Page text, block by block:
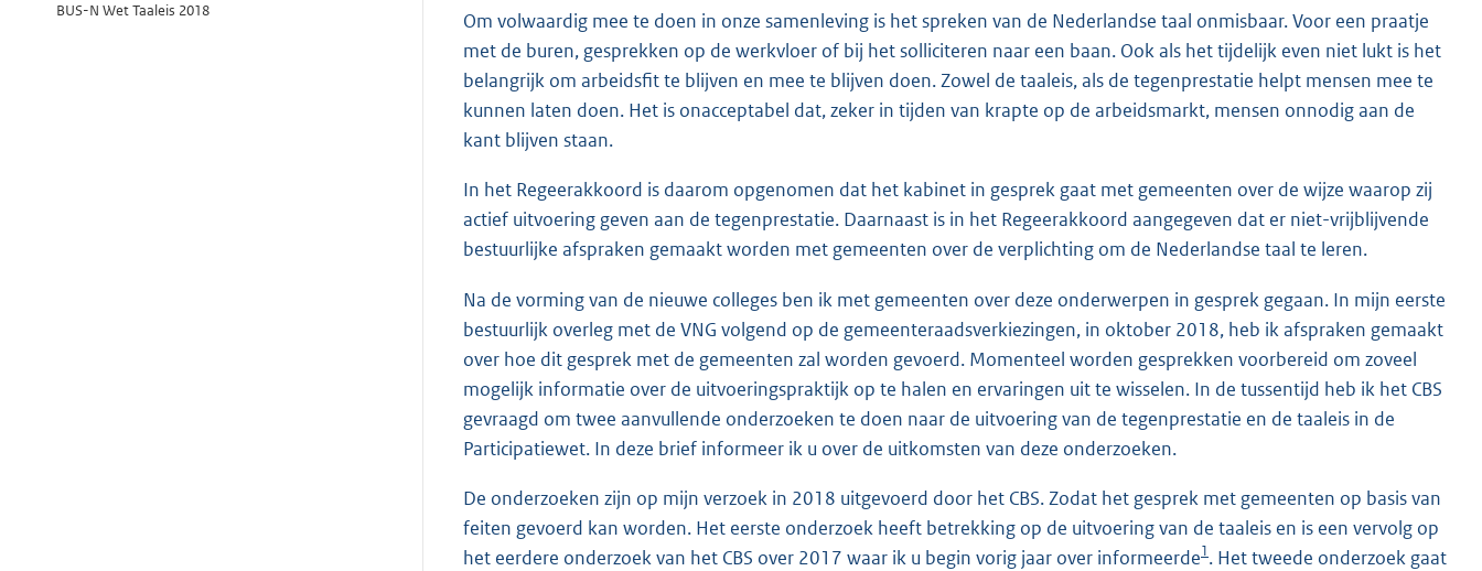
BUS-N Wet Taaleis 2018
:
4
7
K
Om volwaardig mee te doen in onze samenleving is het spreken van de Nederlandse taal onmisbaar. Voor een praatje
met de buren, gesprekken op de werkvloer of bij het solliciteren naar een baan. Ook als het tijdelijk even niet lukt is het
belangrijk om arbeidsfit te blijven en mee te blijven doen. Zowel de taaleis, als de tegenprestatie helpt mensen mee te
kunnen laten doen. Het is onacceptabel dat, zeker in tijden van krapte op de arbeidsmarkt, mensen onnodig aan de
kant blijven staan.
In het Regeerakkoord is daarom opgenomen dat het kabinet in gesprek gaat met gemeenten over de wijze waarop zij
actief uitvoering geven aan de tegenprestatie. Daarnaast is in het Regeerakkoord aangegeven dat er niet-vrijblijvende
bestuurlijke afspraken gemaakt worden met gemeenten over de verplichting om de Nederlandse taal te leren.
Na de vorming van de nieuwe colleges ben ik met gemeenten over deze onderwerpen in gesprek gegaan. In mijn eerste
bestuurlijk overleg met de VNG volgend op de gemeenteraadsverkiezingen, in oktober 2018, heb ik afspraken gemaakt
over hoe dit gesprek met de gemeenten zal worden gevoerd. Momenteel worden gesprekken voorbereid om zoveel
mogelijk informatie over de uitvoeringspraktijk op te halen en ervaringen uit te wisselen. In de tussentijd heb ik het CBS
gevraagd om twee aanvullende onderzoeken te doen naar de uitvoering van de tegenprestatie en de taaleis in de
Participatiewet. In deze brief informeer ik u over de uitkomsten van deze onderzoeken.
De onderzoeken zijn op mijn verzoek in 2018 uitgevoerd door het CBS. Zodat het gesprek met gemeenten op basis van
feiten gevoerd kan worden. Het eerste onderzoek heeft betrekking op de uitvoering van de taaleis en is een vervolg op
het eerdere onderzoek van het CBS over 2017 waar ik u begin vorig jaar over informeerde1. Het tweede onderzoek gaat